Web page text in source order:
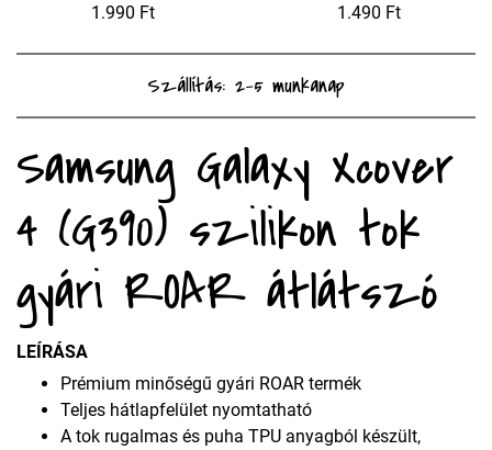
1.990 Ft 1.490 Ft
Szállítás: 2-5 munkanap
Samsung Galaxy Xcover
4 (G390) szilikon tok
gyári ROAR átlátszó
LEÍRÁSA
Prémium minőségű gyári ROAR termék
Teljes hátlapfelület nyomtatható
A tok rugalmas és puha TPU anyagból készült,